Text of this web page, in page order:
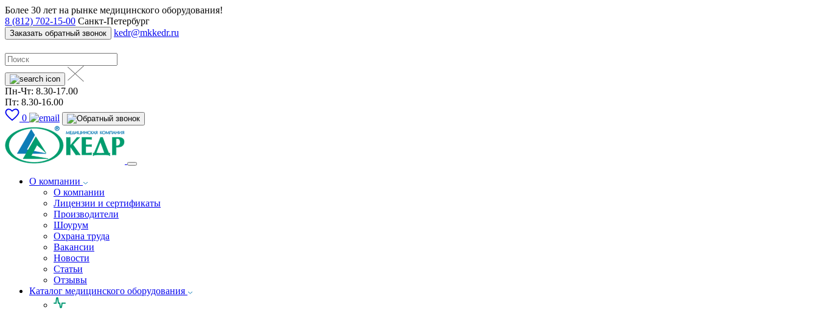
Более 30 лет на рынке медицинского оборудования!
8 (812) 702-15-00 Санкт-Петербург
Заказать обратный звонок kedr@mkkedr.ru
Пн-Чт: 8.30-17.00
Пт: 8.30-16.00
0
О компании
О компании
Лицензии и сертификаты
Производители
Шоурум
Охрана труда
Вакансии
Новости
Статьи
Отзывы
Каталог медицинского оборудования